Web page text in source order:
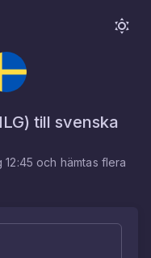
) till svenska
12:45 och hämtas flera